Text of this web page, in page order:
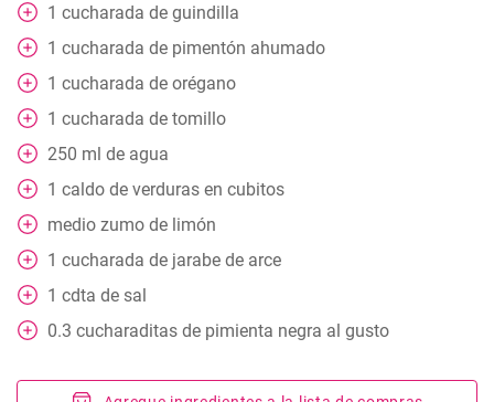
1 cucharada de guindilla
1 cucharada de pimentón ahumado
1 cucharada de orégano
1 cucharada de tomillo
250 ml de agua
1 caldo de verduras en cubitos
medio zumo de limón
1 cucharada de jarabe de arce
1 cdta de sal
0.3 cucharaditas de pimienta negra al gusto